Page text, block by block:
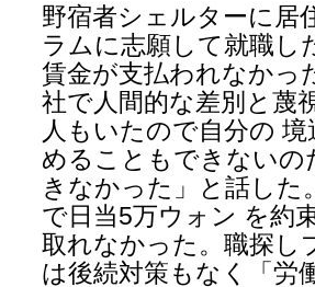
野宿者シェルターに居
ラムに志願して就職し
賃金が支払われなかっ
社で人間的な差別と蔑
人もいたので自分の
めることもできない
きなかった」と話した
で日当5万ウォン を約
取れなかった。職探し
は後続対策もなく「労